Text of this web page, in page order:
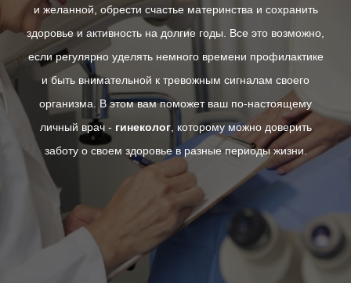
и желанной, обрести счастье материнства и сохранить
здоровье и активность на долгие годы. Все это возможно,
если регулярно уделять немного времени профилактике
и быть внимательной к тревожным сигналам своего
организма. В этом вам поможет ваш по-настоящему
личный врач - гинеколог, которому можно доверить
заботу о своем здоровье в разные периоды жизни.